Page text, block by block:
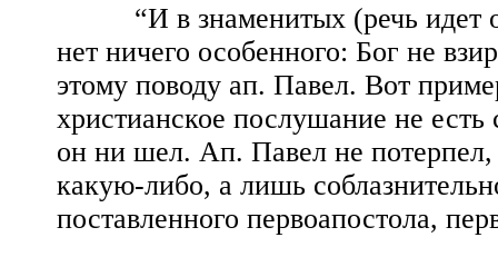
“И в знаменитых (речь идет о
нет ничего особенного: Бог не
этому поводу ап. Павел. Вот
христианское послушание не есть
он ни шел. Ап. Павел не
какую-либо, а лишь
поставленного первоапостола,